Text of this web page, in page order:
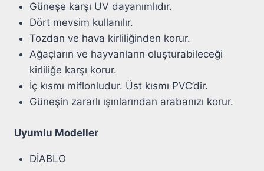
Güneşe karşı UV dayanımlıdır.
Dört mevsim kullanılır.
Tozdan ve hava kirliliğinden korur.
Ağaçların ve hayvanların oluşturabileceği
kirliliğe karşı korur.
İç kısmı miflonludur. Üst kısmı PVC’dir.
Güneşin zararlı ışınlarından arabanızı korur.
Uyumlu Modeller
DİABLO